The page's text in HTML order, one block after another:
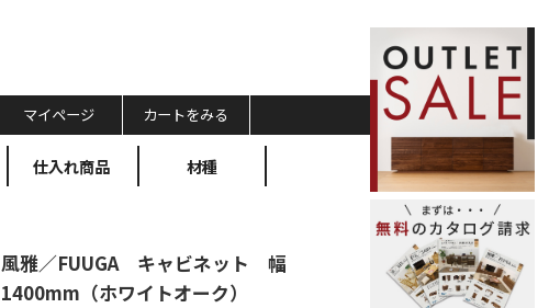
マイページ カートをみる
仕入れ商品 材種
風雅／FUUGA キャビネット 幅
1400mm（ホワイトオーク）